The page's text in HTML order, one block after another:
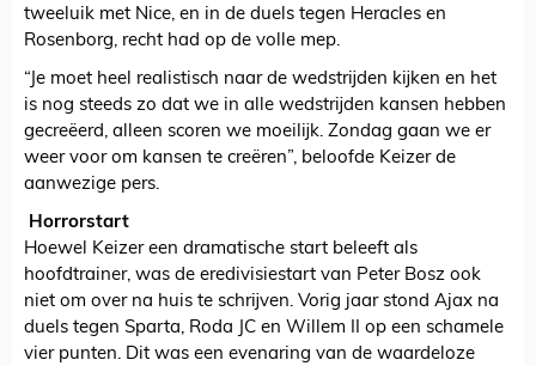
tweeluik met Nice, en in de duels tegen Heracles en
Rosenborg, recht had op de volle mep.
“Je moet heel realistisch naar de wedstrijden kijken en het
is nog steeds zo dat we in alle wedstrijden kansen hebben
gecreëerd, alleen scoren we moeilijk. Zondag gaan we er
weer voor om kansen te creëren”, beloofde Keizer de
aanwezige pers.
Horrorstart
Hoewel Keizer een dramatische start beleeft als
hoofdtrainer, was de eredivisiestart van Peter Bosz ook
niet om over na huis te schrijven. Vorig jaar stond Ajax na
duels tegen Sparta, Roda JC en Willem II op een schamele
vier punten. Dit was een evenaring van de waardeloze